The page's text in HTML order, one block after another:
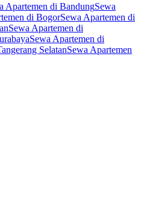
Apartemen di BandungSewa
di BogorSewa Apartemen di
Sewa Apartemen di
Sewa Apartemen di
SelatanSewa Apartemen